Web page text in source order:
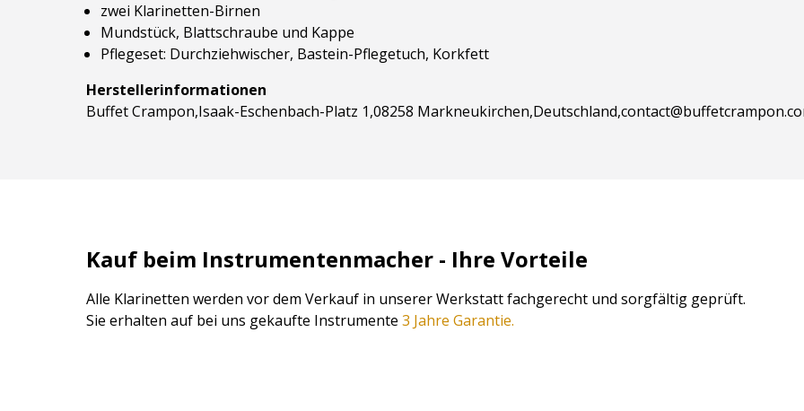
zwei Klarinetten-Birnen
Mundstück, Blattschraube und Kappe
Pflegeset: Durchziehwischer, Bastein-Pflegetuch, Korkfett
Herstellerinformationen
Buffet Crampon,Isaak-Eschenbach-Platz 1,08258
Kauf beim Instrumentenmacher - Ihre Vorteile
Alle Klarinetten werden vor dem Verkauf in unserer Werkstatt fachgerecht und sorgfältig geprüft.
Sie erhalten auf bei uns gekaufte Instrumente 3 Jahre Garantie.